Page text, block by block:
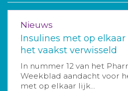
Nieuws
Insulines met op
het vaakst verwisseld
In nummer 12 van het
Weekblad aandacht voor
met op elkaar lijk...